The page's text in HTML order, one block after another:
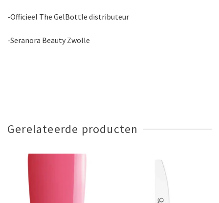
-Officieel The GelBottle distributeur
-Seranora Beauty Zwolle
Gerelateerde producten